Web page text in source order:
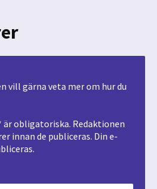
vill gärna veta mer om hur du
är obligatoriska. Redaktionen
innan de publiceras. Din e-